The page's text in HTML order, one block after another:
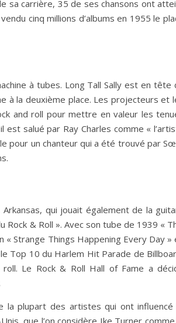
sa carrière, 35 de ses chansons ont
cinq millions d’albums en 1955 le
à tubes. Long Tall Sally est en tête
à la deuxième place. Les projecteurs et
and roll pour mettre en valeur les
salué par Ray Charles comme «
pour un chanteur qui a été trouvé par
qui jouait également de la
& Roll ». Avec son tube de 1939 «
« Strange Things Happening Every Day »
Top 10 du Harlem Hit Parade de
Le Rock & Roll Hall of Fame a
la plupart des artistes qui ont influencé
que l’on considère Ike Turner comme